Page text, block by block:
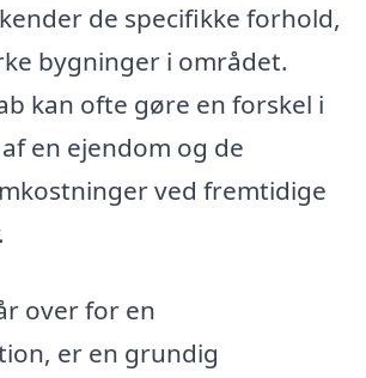
de specifikke forhold,
bygninger i området.
kan ofte gøre en forskel i
en ejendom og de
ved fremtidige
over for en
er en grundig